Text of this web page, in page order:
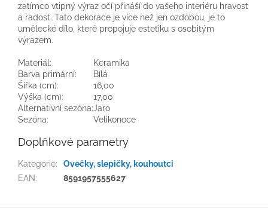
zatímco vtipný výraz očí přináší do vašeho interiéru hravost
a radost. Tato dekorace je více než jen ozdobou, je to
umělecké dílo, které propojuje estetiku s osobitým
výrazem.
Materiál:
Keramika
Barva primární:
Bílá
Šířka (cm):
16,00
Výška (cm):
17,00
Alternativní sezóna:Jaro
Sezóna:
Velikonoce
Doplňkové parametry
Kategorie:
Ovečky, slepičky, kouhoutci
EAN: 8591957555627